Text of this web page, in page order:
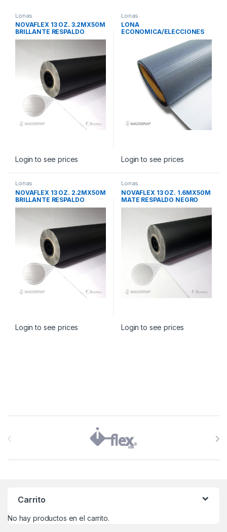
Lonas
NOVAFLEX 13 OZ. 3.2MX50M
BRILLANTE RESPALDO
NEGRO
Login to see prices
Lonas
LONA
ECONOMICA/ELECCIONES
Login to see prices
Lonas
NOVAFLEX 13 OZ. 2.2MX50M
BRILLANTE RESPALDO
NEGRO
Login to see prices
Lonas
NOVAFLEX 13 OZ. 1.6MX50M
MATE RESPALDO NEGRO
Login to see prices
Brands Carousel
Carrito
No hay productos en el carrito.